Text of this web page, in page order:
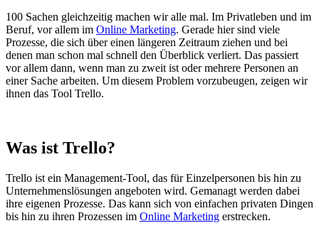
100 Sachen gleichzeitig machen wir alle mal. Im Privatleben und im
Beruf, vor allem im Online Marketing. Gerade hier sind viele
Prozesse, die sich über einen längeren Zeitraum ziehen und bei
denen man schon mal schnell den Überblick verliert. Das passiert
vor allem dann, wenn man zu zweit ist oder mehrere Personen an
einer Sache arbeiten. Um diesem Problem vorzubeugen, zeigen wir
ihnen das Tool Trello.
Was ist Trello?
Trello ist ein Management-Tool, das für Einzelpersonen bis hin zu
Unternehmenslösungen angeboten wird. Gemanagt werden dabei
ihre eigenen Prozesse. Das kann sich von einfachen privaten Dingen
bis hin zu ihren Prozessen im Online Marketing erstrecken.